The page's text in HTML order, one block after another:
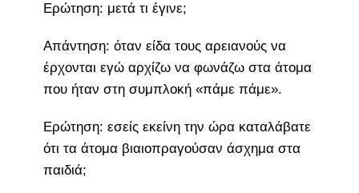
Ερώτηση: μετά τι έγινε;
Απάντηση: όταν είδα τους αρειανούς να
έρχονται εγώ αρχίζω να φωνάζω στα άτομα
που ήταν στη συμπλοκή «πάμε πάμε».
Ερώτηση: εσείς εκείνη την ώρα καταλάβατε
ότι τα άτομα βιαιοπραγούσαν άσχημα στα
παιδιά;